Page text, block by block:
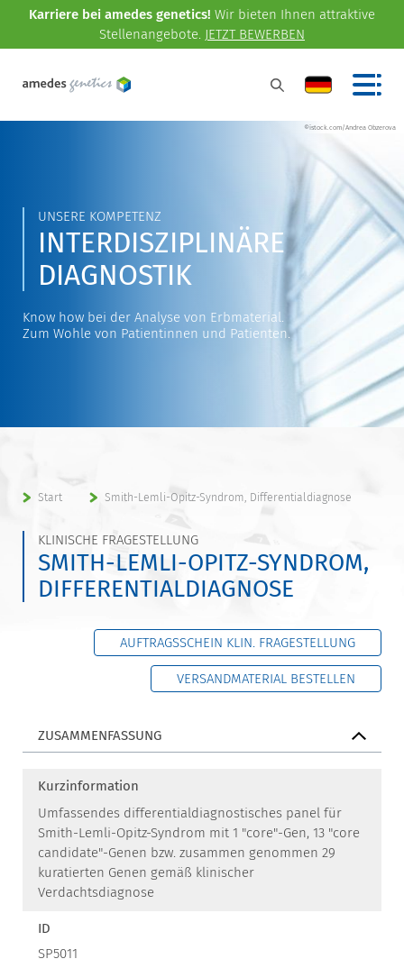
Karriere bei amedes genetics! Wir bieten Ihnen attraktive
Stellenangebote. JETZT BEWERBEN
©istock.com/Andrea Obzerova
UNSERE KOMPETENZ
INTERDISZIPLINÄRE
DIAGNOSTIK
Know how bei der Analyse von Erbmaterial.
Zum Wohle von Patientinnen und Patienten.
Start Smith-Lemli-Opitz-Syndrom, Differentialdiagnose
KLINISCHE FRAGESTELLUNG
SMITH-LEMLI-OPITZ-SYNDROM,
DIFFERENTIALDIAGNOSE
AUFTRAGSSCHEIN KLIN. FRAGESTELLUNG
VERSANDMATERIAL BESTELLEN
ZUSAMMENFASSUNG
Kurzinformation
Umfassendes differentialdiagnostisches panel für
Smith-Lemli-Opitz-Syndrom mit 1 "core"-Gen, 13 "core
candidate"-Genen bzw. zusammen genommen 29
kuratierten Genen gemäß klinischer
Verdachtsdiagnose
ID
SP5011